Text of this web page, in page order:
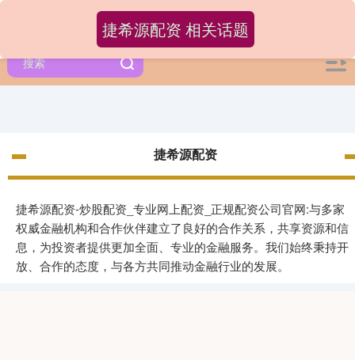
捷希源配资
捷希源配资-炒股配资_专业网上配资_正规配资公司官网:与多家
权威金融机构和合作伙伴建立了良好的合作关系，共享资源和信
息，为投资者提供更加全面、专业的金融服务。我们始终秉持开
放、合作的态度，与各方共同推动金融行业的发展。
捷希源配资 相关话题